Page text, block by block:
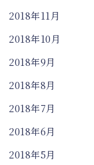
2018年11月
2018年10月
2018年9月
2018年8月
2018年7月
2018年6月
2018年5月